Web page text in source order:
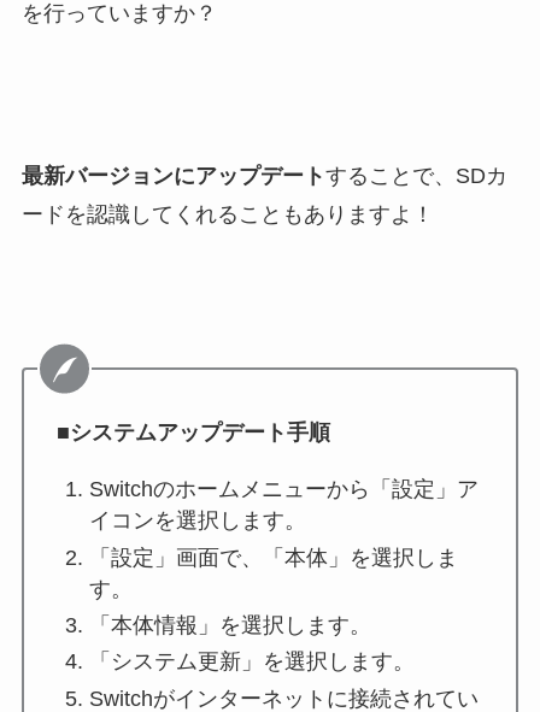
を行っていますか？
最新バージョンにアップデートすることで、SDカ
ードを認識してくれることもありますよ！
■システムアップデート手順
Switchのホームメニューから「設定」ア
イコンを選択します。
「設定」画面で、「本体」を選択しま
す。
「本体情報」を選択します。
「システム更新」を選択します。
Switchがインターネットに接続されてい